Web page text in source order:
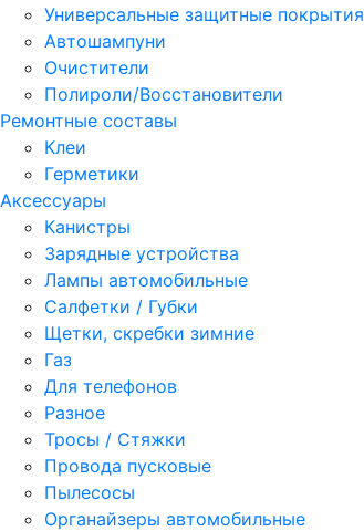
Универсальные защитные покрытия
Автошампуни
Очистители
Полироли/Восстановители
Ремонтные составы
Клеи
Герметики
Аксессуары
Канистры
Зарядные устройства
Лампы автомобильные
Салфетки / Губки
Щетки, скребки зимние
Газ
Для телефонов
Разное
Тросы / Стяжки
Провода пусковые
Пылесосы
Органайзеры автомобильные